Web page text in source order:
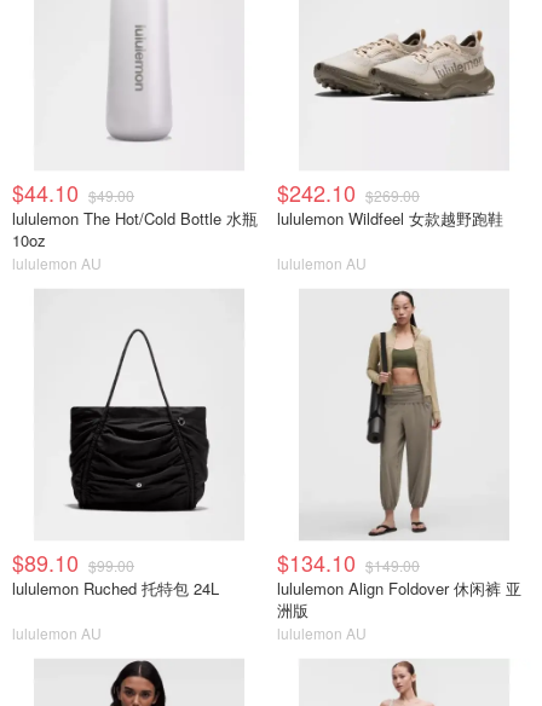
$44.10 $49.00
lululemon The Hot/Cold Bottle 水瓶
10oz
lululemon AU
$242.10 $269.00
lululemon Wildfeel 女款越野跑鞋
lululemon AU
$89.10 $99.00
lululemon Ruched 托特包 24L
lululemon AU
$134.10 $149.00
lululemon Align Foldover 休闲裤 亚
洲版
lululemon AU